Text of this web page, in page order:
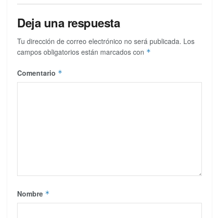
Deja una respuesta
Tu dirección de correo electrónico no será publicada. Los
campos obligatorios están marcados con *
Comentario *
Nombre *